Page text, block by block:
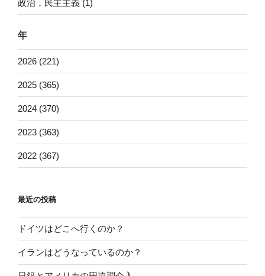
政治，民主主義 (1)
年
2026 (221)
2025 (365)
2024 (370)
2023 (363)
2022 (367)
最近の投稿
ドイツはどこへ行くのか？
イランはどうなっているのか？